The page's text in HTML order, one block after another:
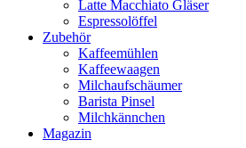
Latte Macchiato Gläser
Espressolöffel
Zubehör
Kaffeemühlen
Kaffeewaagen
Milchaufschäumer
Barista Pinsel
Milchkännchen
Magazin